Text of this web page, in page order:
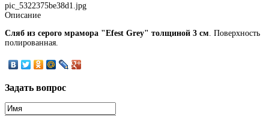
pic_5322375be38d1.jpg
Описание
Сляб из серого мрамора "Efest Grey" толщиной 3 см. Поверхность
полированная.
Задать вопрос